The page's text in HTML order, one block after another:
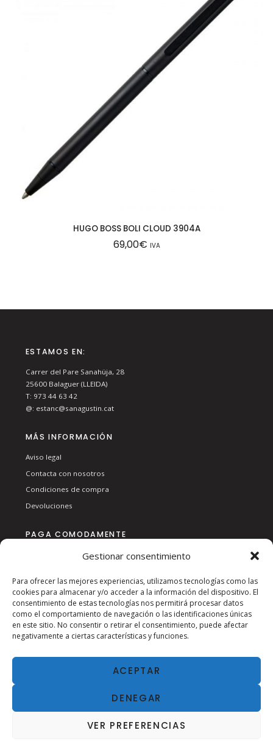
Gestionar consentimiento
Para ofrecer las mejores experiencias, utilizamos tecnologías como las
cookies para almacenar y/o acceder a la información del dispositivo. El
consentimiento de estas tecnologías nos permitirá procesar datos
como el comportamiento de navegación o las identificaciones únicas
en este sitio. No consentir o retirar el consentimiento, puede afectar
negativamente a ciertas características y funciones.
ACEPTAR
DENEGAR
VER PREFERENCIAS
HUGO BOSS BOLI CLOUD 3904A
69,00€ IVA
ESTAMOS EN:
Carrer del Pare Sanahüja, 28
25600 Balaguer (LLEIDA)
T: 973 44 63 42
@: estanc@sanagustin.cat
MÁS INFORMACIÓN
Aviso legal
Contacta con nosotros
Condiciones de compra
Devoluciones
PAGA COMODAMENTE
SÍGUENOS EN RSS:
AVISO LEGAL | ESTANC SAN AGUSTÍN